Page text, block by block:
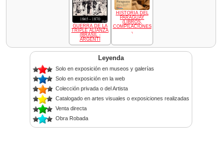
GUERRA DE LA
TRIPLE ALIANZA
(BRASIL -
ARGENTI
HISTORIA DEL
PARAGUAY
(LIBROS,
COMPILACIONES
Leyenda
Solo en exposición en museos y galerías
Solo en exposición en la web
Colección privada o del Artista
Catalogado en artes visuales o exposiciones realizadas
Venta directa
Obra Robada